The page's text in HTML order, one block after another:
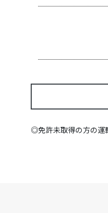
◎免許未取得の方の運